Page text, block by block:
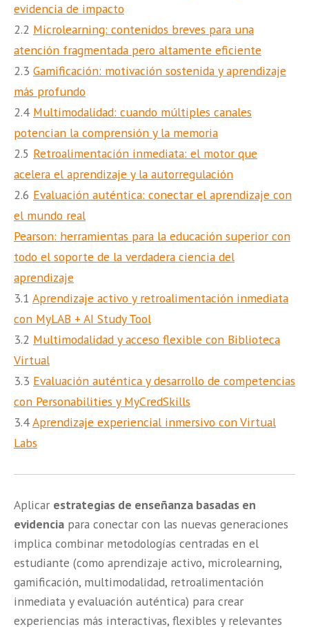
evidencia de impacto
2.2 Microlearning: contenidos breves para una
atención fragmentada pero altamente eficiente
2.3 Gamificación: motivación sostenida y aprendizaje
más profundo
2.4 Multimodalidad: cuando múltiples canales
potencian la comprensión y la memoria
2.5 Retroalimentación inmediata: el motor que
acelera el aprendizaje y la autorregulación
2.6 Evaluación auténtica: conectar el aprendizaje con
el mundo real
Pearson: herramientas para la educación superior con
todo el soporte de la verdadera ciencia del
aprendizaje
3.1 Aprendizaje activo y retroalimentación inmediata
con MyLAB + AI Study Tool
3.2 Multimodalidad y acceso flexible con Biblioteca
Virtual
3.3 Evaluación auténtica ydesarrollo de competencias
con Personabilities y MyCredSkills
3.4Aprendizaje experiencial inmersivo con Virtual
Labs
Aplicar estrategias de enseñanza basadas en
evidencia para conectar con las nuevas generaciones
implica combinar metodologías centradas en el
estudiante (como aprendizaje activo, microlearning,
gamificación, multimodalidad, retroalimentación
inmediata y evaluación auténtica) para crear
experiencias más interactivas, flexibles y relevantes